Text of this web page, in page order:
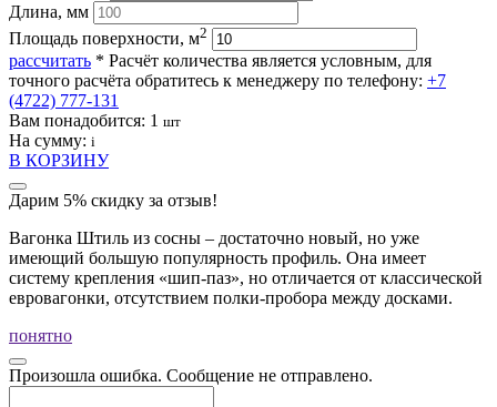
Длина, мм
Площадь поверхности, м2
рассчитать * Расчёт количества является условным, для
точного расчёта обратитесь к менеджеру по телефону: +7
(4722) 777-131
Вам понадобится: 1 шт
На сумму: i
В КОРЗИНУ
Дарим 5% скидку за отзыв!
Вагонка Штиль из сосны – достаточно новый, но уже
имеющий большую популярность профиль. Она имеет
систему крепления «шип-паз», но отличается от классической
евровагонки, отсутствием полки-пробора между досками.
понятно
Произошла ошибка. Сообщение не отправлено.